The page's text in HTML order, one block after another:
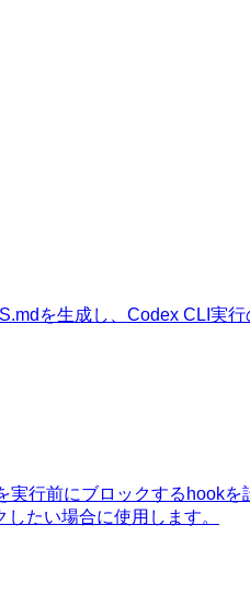
を生成し、Codex CLI実
行前にブロックするhook
たい場合に使用します。